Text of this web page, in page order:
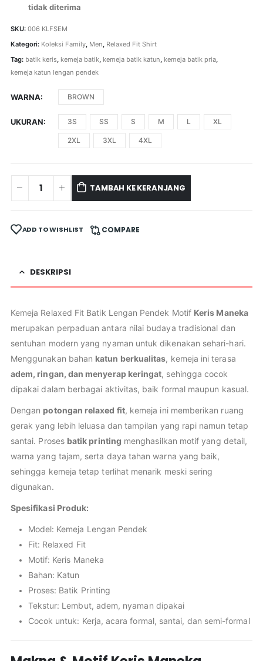
tidak diterima
SKU: 006 KLFSEM
Kategori: Koleksi Family, Men, Relaxed Fit Shirt
Tag: batik keris, kemeja batik, kemeja batik katun kemeja batik pria,
kemeja katun lengan pendek
WARNA BROWN
UKURAN 3S SS S M L XL
2XL 3XL 4XL
TAMBAH KE KERANJANG
ADD TO WISHLIST COMPARE
DESKRIPSI
Kemeja Relaxed Fit Batik Lengan Pendek Motif Keris Maneka
merupakan perpaduan antara nilai budaya tradisional dan
sentuhan modern yang nyaman untuk dikenakan sehari-hari.
Menggunakan bahan katun berkualitas, kemeja ini terasa
adem, ringan, dan menyerap keringat, sehingga cocok
dipakai dalam berbagai aktivitas, baik formal maupun kasual.
Dengan potongan relaxed fit, kemeja ini memberikan ruang
gerak yang lebih leluasa dan tampilan yang rapi namun tetap
santai. Proses batik printing menghasilkan motif yang detail,
warna yang tajam, serta daya tahan warna yang baik,
sehingga kemeja tetap terlihat menarik meski sering
digunakan.
Spesifikasi Produk:
Model: Kemeja Lengan Pendek
Fit: Relaxed Fit
Motif: Keris Maneka
Bahan: Katun
Proses: Batik Printing
Tekstur: Lembut, adem, nyaman dipakai
Cocok untuk: Kerja, acara formal, santai, dan semi-formal